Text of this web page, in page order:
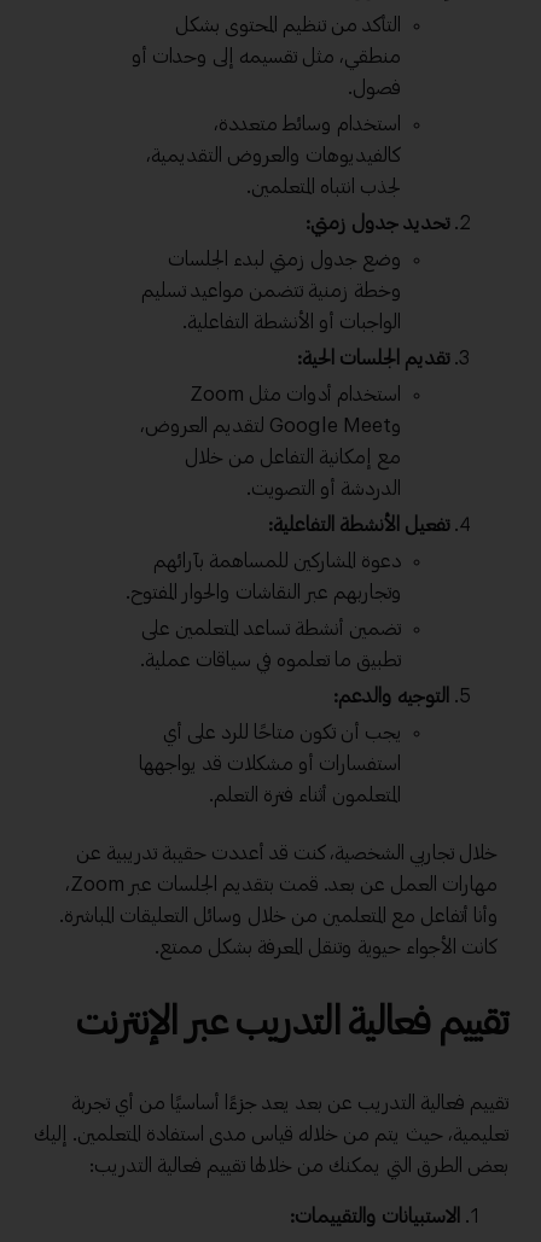
التأكد من تنظيم المحتوى بشكل
منطقي، مثل تقسيمه إلى وحدات أو
فصول.
استخدام وسائط متعددة،
كالفيديوهات والعروض التقديمية،
لجذب انتباه المتعلمين.
تحديد جدول زمني:
وضع جدول زمني لبدء الجلسات
وخطة زمنية تتضمن مواعيد تسليم
الواجبات أو الأنشطة التفاعلية.
تقديم الجلسات الحية:
استخدام أدوات مثل Zoom
وGoogle Meet لتقديم العروض،
مع إمكانية التفاعل من خلال
الدردشة أو التصويت.
تفعيل الأنشطة التفاعلية:
دعوة المشاركين للمساهمة بآرائهم
وتجاربهم عبر النقاشات والحوار المفتوح.
تضمين أنشطة تساعد المتعلمين على
تطبيق ما تعلموه في سياقات عملية.
التوجيه والدعم:
يجب أن تكون متاحًا للرد على أي
استفسارات أو مشكلات قد يواجهها
المتعلمون أثناء فترة التعلم.
خلال تجاربي الشخصية، كنت قد أعددت حقيبة تدريبية عن
مهارات العمل عن بعد. قمت بتقديم الجلسات عبر Zoom،
وأنا أتفاعل مع المتعلمين من خلال وسائل التعليقات المباشرة.
كانت الأجواء حيوية وتنقل المعرفة بشكل ممتع.
تقييم فعالية التدريب عبر الإنترنت
تقييم فعالية التدريب عن بعد يعد جزءًا أساسيًا من أي تجربة
تعليمية، حيث يتم من خلاله قياس مدى استفادة المتعلمين. إليك
بعض الطرق التي يمكنك من خلالها تقييم فعالية التدريب:
الاستبيانات والتقييمات: